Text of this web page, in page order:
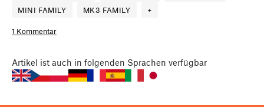
MINI FAMILY
MK3 FAMILY +
1 Kommentar
Artikel ist auch in folgenden Sprachen verfügbar